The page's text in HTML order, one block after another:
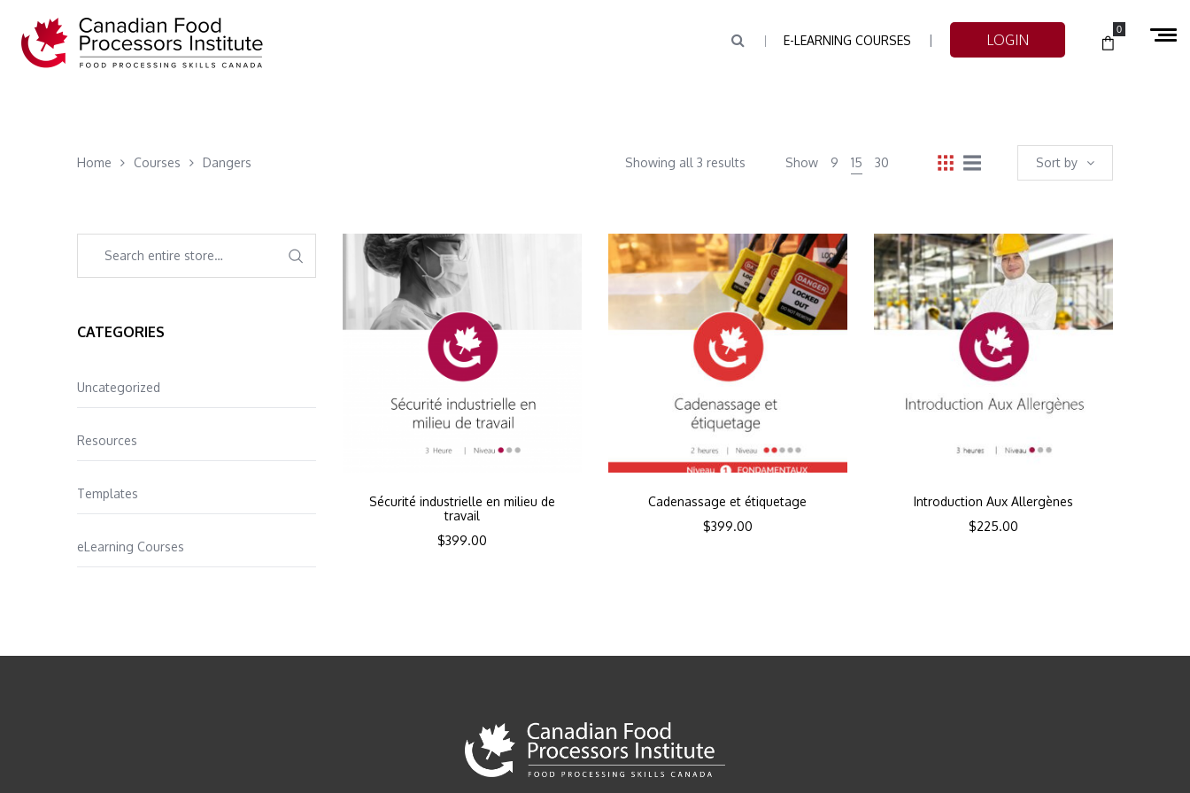
E-LEARNING COURSES LOGIN
0
Home Courses Dangers Sort by
Showing all 3 results Show 9 15 30
Sécurité industrielle en milieu de
travail
$399.00
Cadenassage et étiquetage
$399.00
Introduction Aux Allergènes
$225.00
CATEGORIES
Uncategorized
Resources
Templates
eLearning Courses